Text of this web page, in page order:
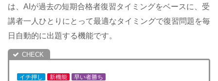
は、AIが過去の短期合格者復習タイミングをベースに、受
講者一人ひとりにとって最適なタイミングで復習問題を毎
日自動的に出題する機能です。
イチ押し 新機能 早い者勝ち